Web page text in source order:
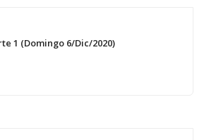
1 (Domingo 6/Dic/2020)